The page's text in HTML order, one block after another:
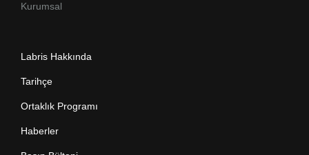
Kurumsal
Labris Hakkında
Tarihçe
Ortaklık Programı
Haberler